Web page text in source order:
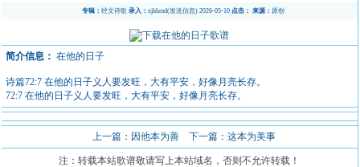
专辑： 经文诗歌 录入： xjhhmd(发送信息) 2026-05-10点击： 来源： 原创
简介信息： 在他的日子
诗篇72:7 在他的日子义人要发旺，大有平安，好像月亮长存。
72:7 在他的日子义人要发旺，大有平安，好像月亮长存。
上一篇： 因他本为善下一篇： 这本为美事
注：转载本站歌谱敬请写上本站域名，否则不允许转载！